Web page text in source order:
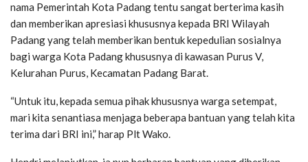
nama Pemerintah Kota Padang tentu sangat berterima kasih
dan memberikan apresiasi khususnya kepada BRI Wilayah
Padang yang telah memberikan bentuk kepedulian sosialnya
bagi warga Kota Padang khususnya di kawasan Purus V,
Kelurahan Purus, Kecamatan Padang Barat.
“Untuk itu, kepada semua pihak khususnya warga setempat,
mari kita senantiasa menjaga beberapa bantuan yang telah kita
terima dari BRI ini,” harap Plt Wako.